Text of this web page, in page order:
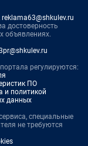
reklama63@shkulev.ru
достоверность
объявлениях.
регулируются:
ПО
и политикой
данных
специальные
не требуются